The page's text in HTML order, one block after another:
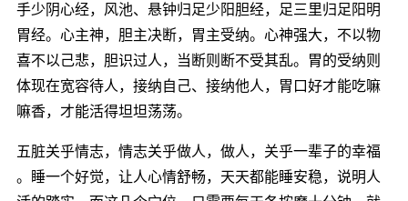
手少阴心经，风池、悬钟归足少阳胆经，足三里归足阳明
胃经。心主神，胆主决断，胃主受纳。心神强大，不以物
喜不以己悲，胆识过人，当断则断不受其乱。胃的受纳则
体现在宽容待人，接纳自己、接纳他人，胃口好才能吃嘛
嘛香，才能活得坦坦荡荡。
五脏关乎情志，情志关乎做人，做人，关乎一辈子的幸福
。睡一个好觉，让人心情舒畅，天天都能睡安稳，说明人